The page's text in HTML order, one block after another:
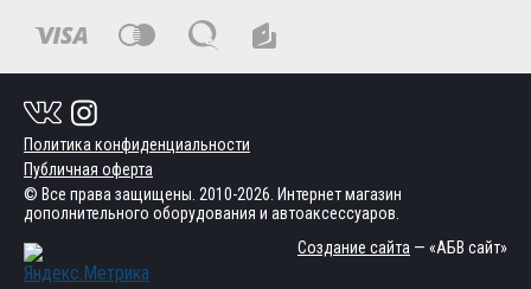
Политика конфиденциальности
Публичная оферта
© Все права защищены. 2010-2026. Интернет магазин
дополнительного оборудования и автоаксессуаров.
Создание сайта — «АБВ сайт»